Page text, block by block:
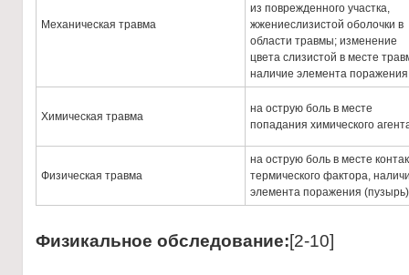
Механическая травма
из поврежденного участка,
жжениеслизистой оболочки в
области травмы; изменение
цвета слизистой в месте
наличие элемента
Химическая травма
на острую боль в месте
попадания химического
Физическая травма
на острую боль в месте
термического фактора,
элемента поражения (пузырь)
Физикальное обследование:[2-10]